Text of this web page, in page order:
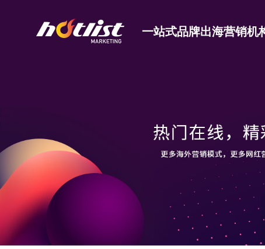
一站式品牌出海营销机